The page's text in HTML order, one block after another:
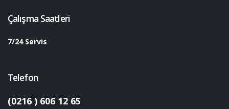
Çalışma Saatleri
7/24 Servis
Telefon
(0216 ) 606 12 65